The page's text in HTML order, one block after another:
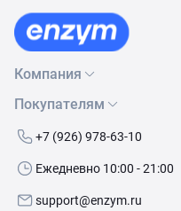
Компания
О нас
Бренды
Контакты
Покупателям
Как сделать заказ
Условия доставки
+7 (926) 978-63-10
Ежедневно 10:00 - 21:00
support@enzym.ru